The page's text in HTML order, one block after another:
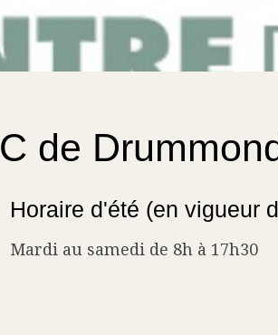
de
Horaire d'été (en vigueur
Mardi au samedi de 8h à 17h30